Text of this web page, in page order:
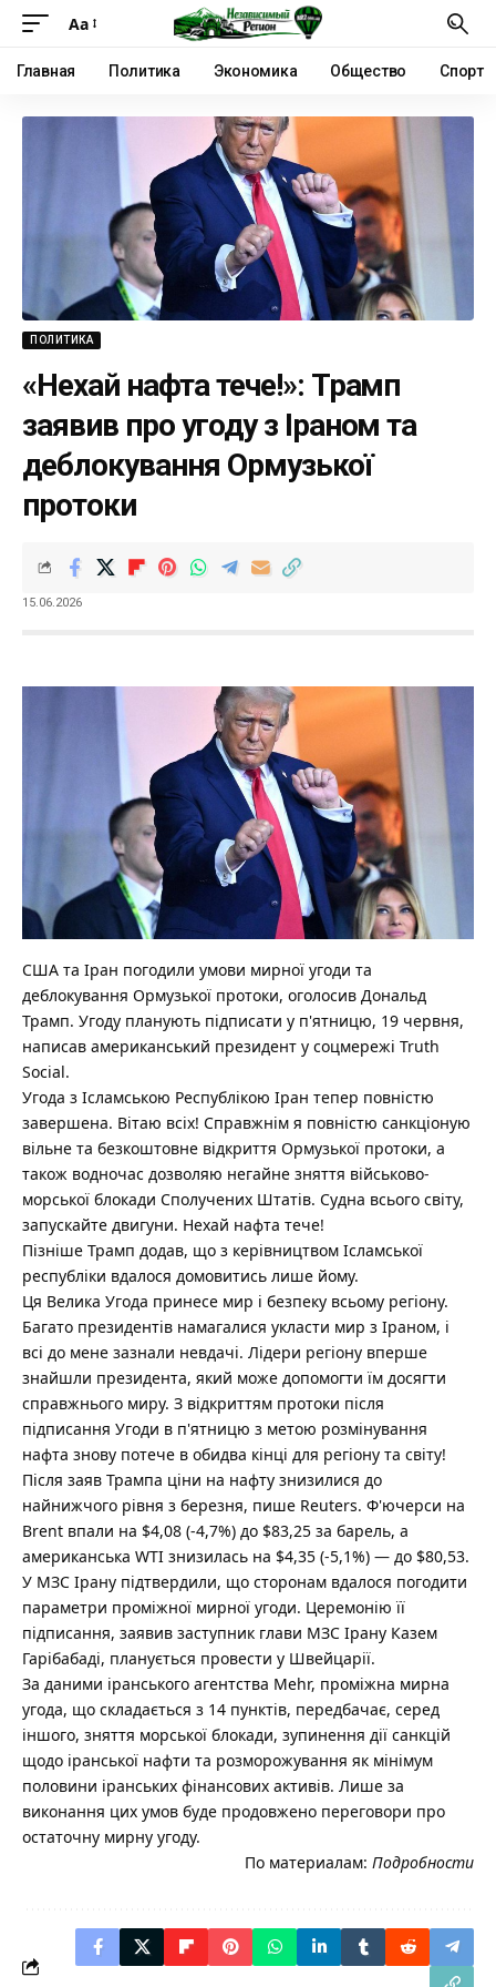
Аа
Главная Политика Экономика Общество Спорт
ПОЛИТИКА
«Нехай нафта тече!»: Трамп
заявив про угоду з Іраном та
деблокування Ормузької
протоки
15.06.2026
США та Іран погодили умови мирної угоди та
деблокування Ормузької протоки, оголосив Дональд
Трамп. Угоду планують підписати у п'ятницю, 19 червня,
написав американський президент у соцмережі Truth
Social.
Угода з Ісламською Республікою Іран тепер повністю
завершена. Вітаю всіх! Справжнім я повністю санкціоную
вільне та безкоштовне відкриття Ормузької протоки, а
також водночас дозволяю негайне зняття військово-
морської блокади Сполучених Штатів. Судна всього світу,
запускайте двигуни. Нехай нафта тече!
Пізніше Трамп додав, що з керівництвом Ісламської
республіки вдалося домовитись лише йому.
Ця Велика Угода принесе мир і безпеку всьому регіону.
Багато президентів намагалися укласти мир з Іраном, і
всі до мене зазнали невдачі. Лідери регіону вперше
знайшли президента, який може допомогти їм досягти
справжнього миру. З відкриттям протоки після
підписання Угоди в п'ятницю з метою розмінування
нафта знову потече в обидва кінці для регіону та світу!
Після заяв Трампа ціни на нафту знизилися до
найнижчого рівня з березня, пише Reuters. Ф'ючерси на
Brent впали на $4,08 (-4,7%) до $83,25 за барель, а
американська WTI знизилась на $4,35 (-5,1%) — до $80,53.
У МЗС Ірану підтвердили, що сторонам вдалося погодити
параметри проміжної мирної угоди. Церемонію її
підписання, заявив заступник глави МЗС Ірану Казем
Гарібабаді, планується провести у Швейцарії.
За даними іранського агентства Mehr, проміжна мирна
угода, що складається з 14 пунктів, передбачає, серед
іншого, зняття морської блокади, зупинення дії санкцій
щодо іранської нафти та розморожування як мінімум
половини іранських фінансових активів. Лише за
виконання цих умов буде продовжено переговори про
остаточну мирну угоду.
По материалам: Подробности